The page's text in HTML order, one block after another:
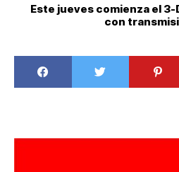
Este jueves comienza el 3-
con